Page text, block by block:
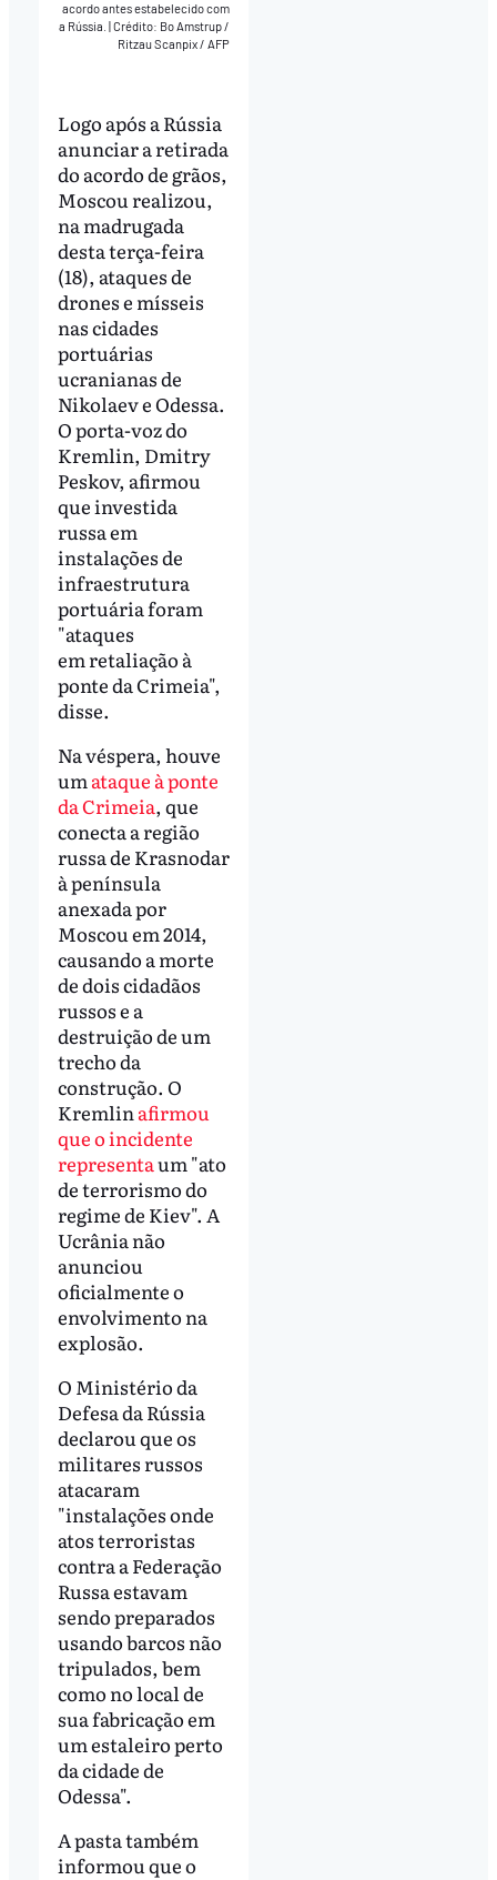
acordo antes estabelecido com
a Rússia.
Crédito: Bo Amstrup /
Ritzau Scanpix / AFP
Logo após a Rússia
anunciar a retirada
do acordo de grãos,
Moscou realizou,
na madrugada
desta terça-feira
(18), ataques de
drones e mísseis
nas cidades
portuárias
ucranianas de
Nikolaev e Odessa.
O porta-voz do
Kremlin, Dmitry
Peskov, afirmou
que investida
russa em
instalações de
infraestrutura
portuária foram
"ataques
em retaliação à
ponte da Crimeia",
disse.
Na véspera, houve
um ataque à ponte
da Crimeia, que
conecta a região
russa de Krasnodar
à península
anexada por
Moscou em 2014,
causando a morte
de dois cidadãos
russos e a
destruição de um
trecho da
construção. O
Kremlin afirmou
que o incidente
representaum "ato
de terrorismo do
regime de Kiev". A
Ucrânia não
anunciou
oficialmente o
envolvimento na
explosão.
O Ministério da
Defesa da Rússia
declarou que os
militares russos
atacaram
"instalações onde
atos terroristas
contra a Federação
Russa estavam
sendo preparados
usando barcos não
tripulados, bem
como no local de
sua fabricação em
um estaleiro perto
da cidade de
Odessa".
A pasta também
informou que o